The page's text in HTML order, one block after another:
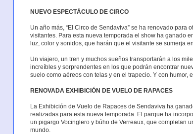
NUEVO ESPECTÁCULO DE CIRCO
Un año más, “El Circo de Sendaviva” se ha renovado
visitantes. Para esta nueva temporada el show ha ganado
luz, color y sonidos, que harán que el visitante se sumerja
Un viajero, un tren y muchos sueños transportarán a los
increíbles y sorprendentes en los que podrán encontrar
suelo como aéreos con telas y en el trapecio. Y con humor,
RENOVADA EXHIBICIÓN DE VUELO DE RAPACES
La Exhibición de Vuelo de Rapaces de Sendaviva ha
realizadas para esta nueva temporada. El parque ha
un pigargo Vocinglero y búho de Verreaux, que completan
mundo.